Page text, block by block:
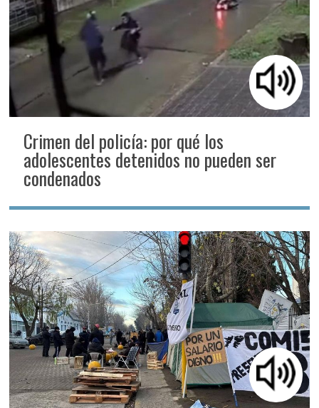
Crimen del policía: por qué los
adolescentes detenidos no pueden ser
condenados